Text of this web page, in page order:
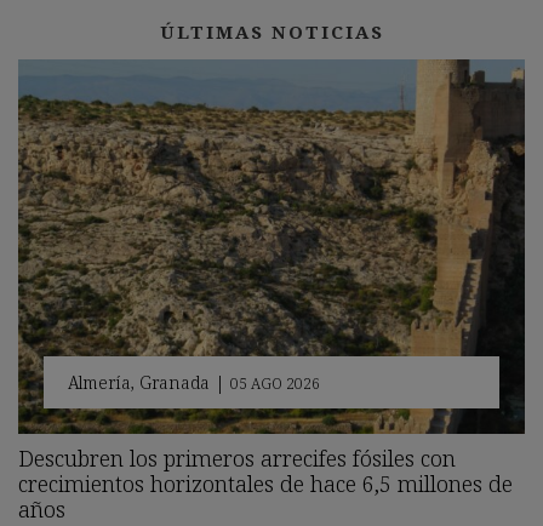
ÚLTIMAS NOTICIAS
Almería, Granada | 05 AGO 2026
Descubren los primeros arrecifes fósiles con
crecimientos horizontales de hace 6,5 millones de
años